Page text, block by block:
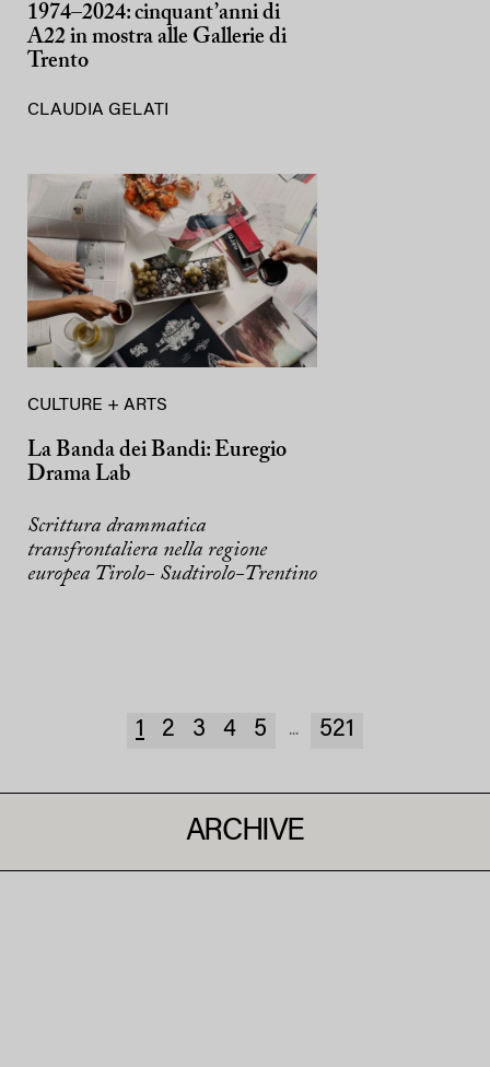
1974–2024: cinquant’anni di
A22 in mostra alle Gallerie di
Trento
CLAUDIA GELATI
CULTURE + ARTS
La Banda dei Bandi: Euregio
Drama Lab
Scrittura drammatica
transfrontaliera nella regione
europea Tirolo- Sudtirolo-Trentino
1 2 3 4 5 ... 521
ARCHIVE